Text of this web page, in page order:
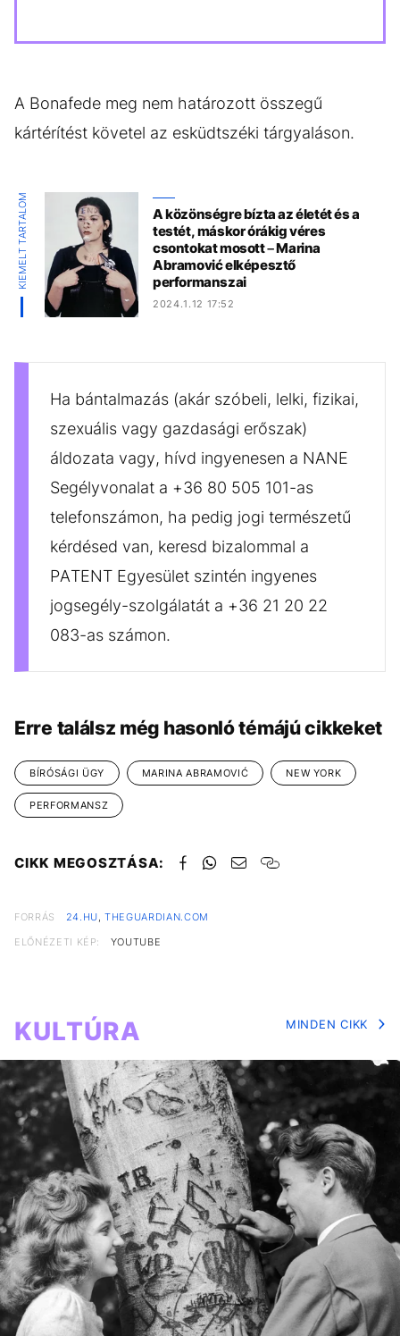
A Bonafede meg nem határozott összegű
kártérítést követel az esküdtszéki tárgyaláson.
KIEMELT TARTALOM
A közönségre bízta az életét és a
testét, máskor órákig véres
csontokat mosott – Marina
Abramović elképesztő
performanszai
2024.1.12 17:52
Ha bántalmazás (akár szóbeli, lelki, fizikai,
szexuális vagy gazdasági erőszak)
áldozata vagy, hívd ingyenesen a NANE
Segélyvonalat a +36 80 505 101-as
telefonszámon, ha pedig jogi természetű
kérdésed van, keresd bizalommal a
PATENT Egyesület szintén ingyenes
jogsegély-szolgálatát a +36 21 20 22
083-as számon.
Erre találsz még hasonló témájú cikkeket
BÍRÓSÁGI ÜGY MARINA ABRAMOVIĆ NEW YORK
PERFORMANSZ
CIKK MEGOSZTÁSA:
FORRÁS 24.HU,THEGUARDIAN.COM
ELŐNÉZETI KÉP:
YOUTUBE
KULTÚRA MINDEN CIKK